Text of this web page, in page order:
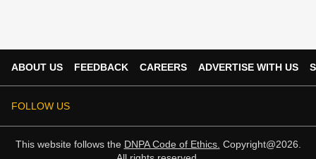
ABOUT US FEEDBACK CAREERS ADVERTISE WITH US
FOLLOW US
This website follows the DNPA Code of Ethics. Copyright@2026.